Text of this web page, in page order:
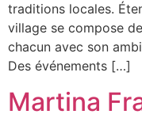
traditions locales.
village se compose
chacun avec son
Des événements […]
Martina